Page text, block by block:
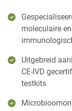
moleculaire en
Uitgebreid
CE-IVD
testkits